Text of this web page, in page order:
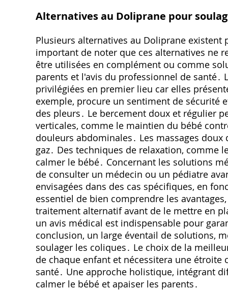
Alternatives au Doliprane pour
Plusieurs alternatives au Doliprane
important de noter que ces alternatives ne
être utilisées en complément ou comme
parents et l'avis du professionnel de
privilégiées en premier lieu car elles
exemple, procure un sentiment de sécurité
des pleurs․ Le bercement doux et régulier
verticales, comme le maintien du bébé
douleurs abdominales․ Les massages
gaz․ Des techniques de relaxation, comme
calmer le bébé․ Concernant les solutions
de consulter un médecin ou un pédiatre
envisagées dans des cas spécifiques, en
essentiel de bien comprendre les
traitement alternatif avant de le mettre en
un avis médical est indispensable pour
conclusion, un large éventail de solutions,
soulager les coliques․ Le choix de la
de chaque enfant et nécessitera une
santé․ Une approche holistique, intégrant
calmer le bébé et apaiser les parents․